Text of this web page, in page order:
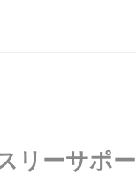
リーサポ